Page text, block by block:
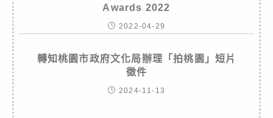
Awards 2022
2022-04-29
轉知桃園市政府文化局辦理「拍桃園」短片
徵件
2024-11-13